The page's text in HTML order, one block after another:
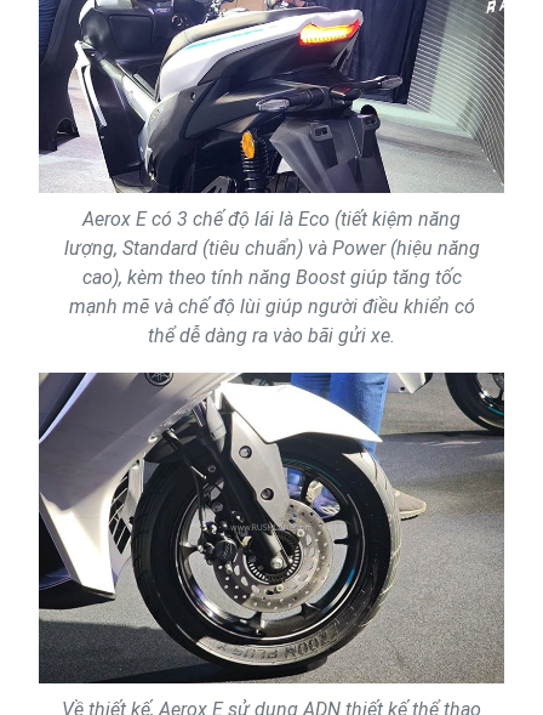
Aerox E có 3 chế độ lái là Eco (tiết kiệm năng
lượng, Standard (tiêu chuẩn) và Power (hiệu năng
cao), kèm theo tính năng Boost giúp tăng tốc
mạnh mẽ và chế độ lùi giúp người điều khiển có
thể dễ dàng ra vào bãi gửi xe.
Về thiết kế, Aerox E sử dụng ADN thiết kế thể thao